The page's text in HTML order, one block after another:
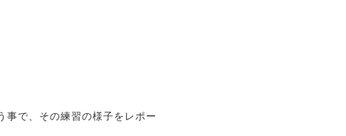
事で、その練習の様子をレポー